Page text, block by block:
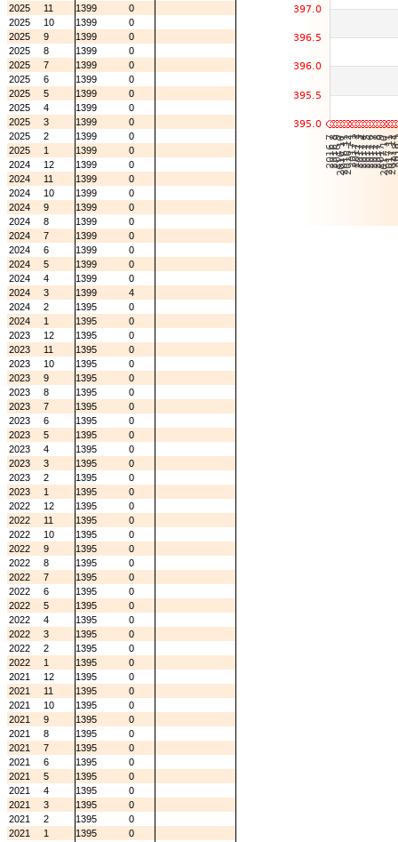
2025
11 1399
0
2025
10 1399
0
2025
9 1399
0
2025
8 1399
0
2025
7 1399
0
2025
6 1399
0
2025
5 1399
0
2025
4 1399
0
2025
3 1399
0
2025
2 1399
0
2025
1 1399
0
2024
12 1399
0
2024
11 1399
0
2024
10 1399
0
2024
9 1399
0
2024
8 1399
0
2024
7 1399
0
2024
6 1399
0
2024
5 1399
0
2024
4 1399
0
2024
3 1399
4
2024
2 1395
0
2024
1 1395
0
2023
12 1395
0
2023
11 1395
0
2023
10 1395
0
2023
9 1395
0
2023
8 1395
0
2023
7 1395
0
2023
6 1395
0
2023
5 1395
0
2023
4 1395
0
2023
3 1395
0
2023
2 1395
0
2023
1 1395
0
2022
12 1395
0
2022
11 1395
0
2022
10 1395
0
2022
9 1395
0
2022
8 1395
0
2022
7 1395
0
2022
6 1395
0
2022
5 1395
0
2022
4 1395
0
2022
3 1395
0
2022
2 1395
0
2022
1 1395
0
2021
12 1395
0
2021
11 1395
0
2021
10 1395
0
2021
9 1395
0
2021
8 1395
0
2021
7 1395
0
2021
6 1395
0
2021
5 1395
0
2021
4 1395
0
2021
3 1395
0
2021
2 1395
0
2021
1 1395
0